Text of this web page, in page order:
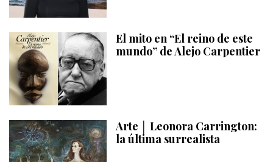
El mito en “El reino de este
mundo” de Alejo Carpentier
Arte │ Leonora Carrington:
la última surrealista